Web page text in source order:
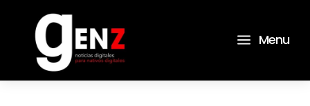
a Menu